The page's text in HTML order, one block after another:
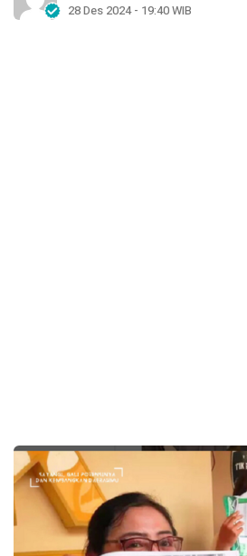
28 Des 2024 - 19:40 WIB